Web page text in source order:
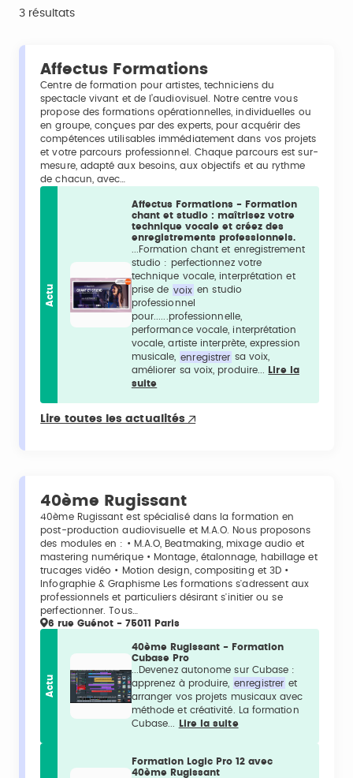
3 résultats
Affectus Formations
Centre de formation pour artistes, techniciens du
spectacle vivant et de l’audiovisuel. Notre centre vous
propose des formations opérationnelles, individuelles ou
en groupe, conçues par des experts, pour acquérir des
compétences utilisables immédiatement dans vos projets
et votre parcours professionnel. Chaque parcours est sur-
mesure, adapté aux besoins, aux objectifs et au rythme
de chacun, avec…
Actu
Affectus Formations - Formation
chant et studio : maîtrisez votre
technique vocale et créez des
enregistrements professionnels.
...Formation chant et enregistrement
studio : perfectionnez votre
technique vocale, interprétation et
prise de voix en studio
professionnel
pour......professionnelle,
performance vocale, interprétation
vocale, artiste interprète, expression
musicale,
enregistrer sa voix,
améliorer sa voix, produire...
Lire la
suite
Lire toutes les actualités
40ème Rugissant
40ème Rugissant est spécialisé dans la formation en
post-production audiovisuelle et M.A.O. Nous proposons
des modules en : • M.A.O, Beatmaking, mixage audio et
mastering numérique • Montage, étalonnage, habillage et
trucages vidéo • Motion design, compositing et 3D •
Infographie & Graphisme Les formations s'adressent aux
professionnels et particuliers désirant s'initier ou se
perfectionner. Tous…
6 rue Guénot - 75011 Paris
Actu
40ème Rugissant - Formation
Cubase Pro
...Devenez autonome sur Cubase :
apprenez à produire,
enregistrer et
arranger vos projets musicaux avec
méthode et créativité. La formation
Cubase...
Lire la suite
Formation Logic Pro 12 avec
40ème Rugissant